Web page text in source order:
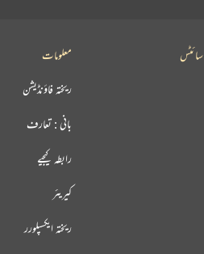
معلومات
ریختہ فاؤنڈیشن
بانی : تعارف
رابطہ کیجیے
کیریئر
ریختہ ایکسپلورر